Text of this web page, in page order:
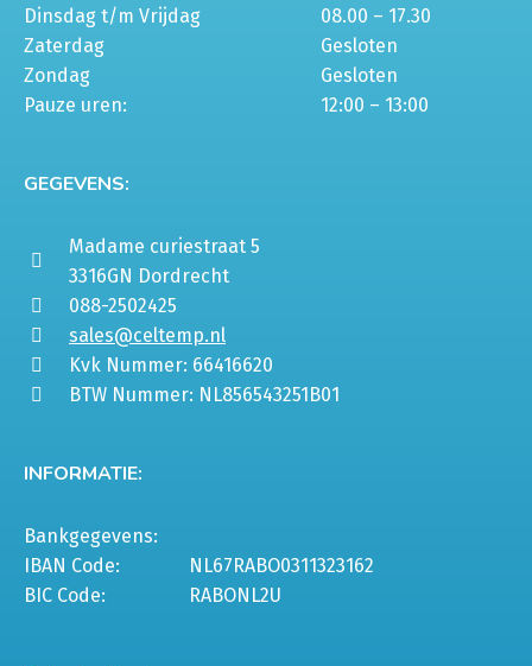
Dinsdag t/m Vrijdag
08.00 – 17.30
Zaterdag
Gesloten
Zondag
Gesloten
Pauze uren:
12:00 – 13:00
GEGEVENS:
Madame curiestraat 5
3316GN Dordrecht
088-2502425
sales@celtemp.nl
Kvk Nummer: 66416620
BTW Nummer: NL856543251B01
INFORMATIE:
Bankgegevens:
IBAN Code:
NL67RABO0311323162
BIC Code:
RABONL2U